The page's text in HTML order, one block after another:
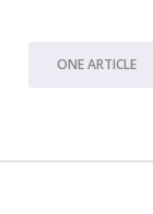
ONE ARTICLE